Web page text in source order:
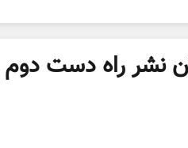
نشر راه دست دوم